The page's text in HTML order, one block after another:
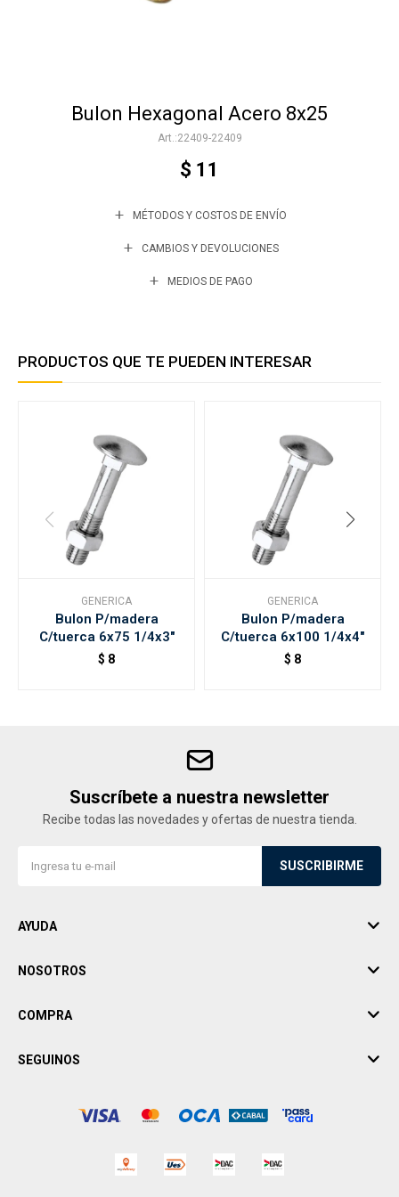
Bulon Hexagonal Acero 8x25
22409-22409
$ 11
MÉTODOS Y COSTOS DE ENVÍO
CAMBIOS Y DEVOLUCIONES
MEDIOS DE PAGO
PRODUCTOS QUE TE PUEDEN INTERESAR
GENERICA
Bulon P/madera
C/tuerca 6x75 1/4x3"
$ 8
GENERICA
Bulon P/madera
C/tuerca 6x100 1/4x4"
$ 8
Suscríbete a nuestra newsletter
Recibe todas las novedades y ofertas de nuestra tienda.
SUSCRIBIRME
AYUDA
NOSOTROS
COMPRA
SEGUINOS
Varios